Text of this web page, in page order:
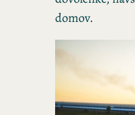
domov.